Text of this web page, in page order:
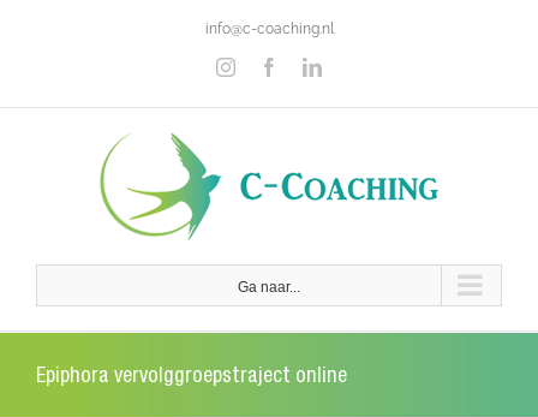
info@c-coaching.nl
InstagramFacebookLinkedIn
Ga naar...
Epiphora vervolggroepstraject online